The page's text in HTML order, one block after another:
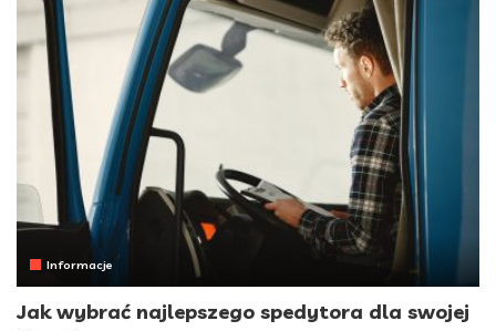
Informacje
Jak wybrać najlepszego spedytora dla swojej